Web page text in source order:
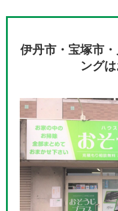
伊丹市・宝塚市
ング